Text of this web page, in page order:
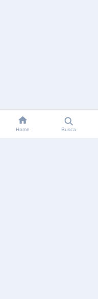
Home Busca